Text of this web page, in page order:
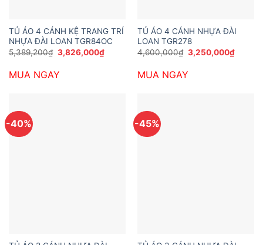
TỦ ÁO 4 CÁNH KỆ TRANG TRÍ
NHỰA ĐÀI LOAN TGR84OC
5,389,200₫ Giá
gốc
5,389,200₫.
3,826,000₫Giá
hiện
MUA NGAY
TỦ ÁO 4 CÁNH NHỰA ĐÀI
LOAN TGR278
4,600,000₫ Giá
gốc
4,600,000₫.
3,250,000₫Giá
hiện
MUA NGAY
-40% -45%